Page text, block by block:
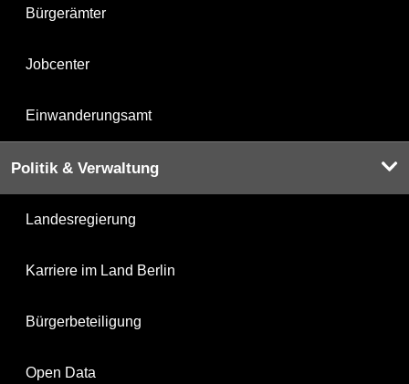
Bürgerämter
Jobcenter
Einwanderungsamt
Politik & Verwaltung
Landesregierung
Karriere im Land Berlin
Bürgerbeteiligung
Open Data